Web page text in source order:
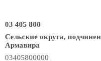
03 405 800
Сельские округа,
Армавира
03405800000